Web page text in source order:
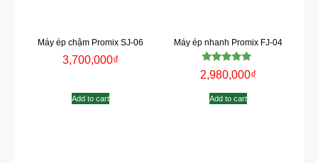
Máy ép chậm Promix SJ-06
3,700,000₫
Add to cart
Máy ép nhanh Promix FJ-04
Rated
5.00
2,980,000₫
Add to cart